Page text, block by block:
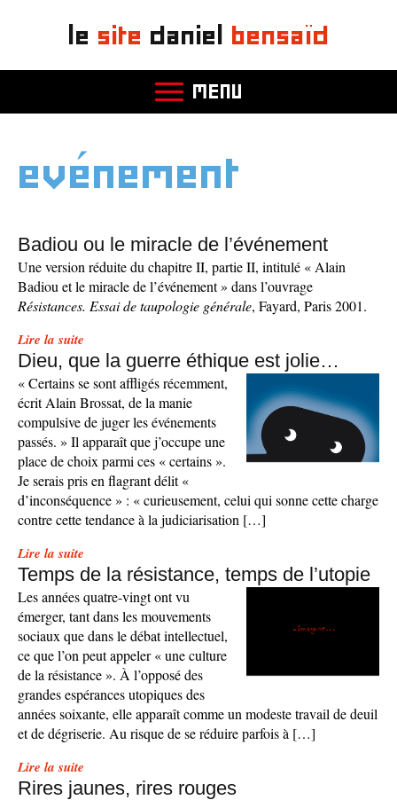
le site daniel bensaïd
MENU
evénement
Badiou ou le miracle de l’événement
Une version réduite du chapitre II, partie II, intitulé « Alain
Badiou et le miracle de l’événement » dans l’ouvrage
Résistances. Essai de taupologie générale, Fayard, Paris 2001.
Lire la suite
Dieu, que la guerre éthique est jolie…
« Certains se sont affligés récemment,
écrit Alain Brossat, de la manie
compulsive de juger les événements
passés. » Il apparaît que j’occupe une
place de choix parmi ces « certains ».
Je serais pris en flagrant délit «
d’inconséquence » : « curieusement, celui qui sonne cette charge
contre cette tendance à la judiciarisation […]
Lire la suite
Temps de la résistance, temps de l’utopie
Les années quatre-vingt ont vu
émerger, tant dans les mouvements
sociaux que dans le débat intellectuel,
ce que l’on peut appeler « une culture
de la résistance ». À l’opposé des
grandes espérances utopiques des
années soixante, elle apparaît comme un modeste travail de deuil
et de dégriserie. Au risque de se réduire parfois à […]
Lire la suite
Rires jaunes, rires rouges